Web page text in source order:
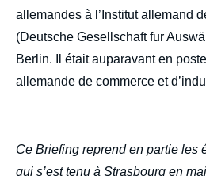
allemandes à l’Institut allemand
(Deutsche Gesellschaft fur
Berlin. Il était auparavant en
allemande de commerce et
Ce Briefing reprend en partie les
qui s’est tenu à Strasbourg en